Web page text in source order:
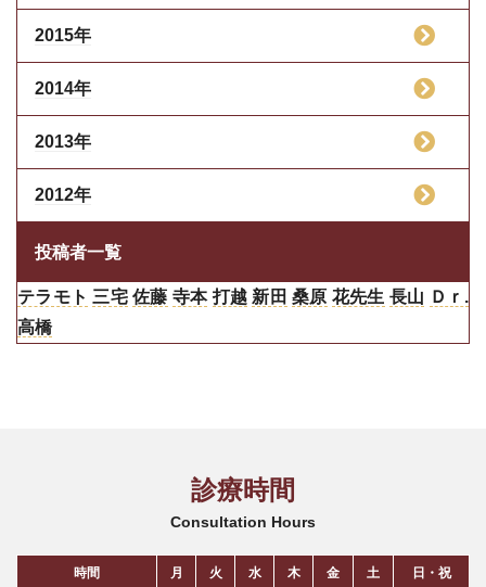
2015年
2014年
2013年
2012年
投稿者一覧
テラモト 三宅 佐藤 寺本 打越 新田 桑原 花先生 長山 Ｄｒ.
高橋
診療時間
Consultation Hours
時間 月 火 水 木 金 土 日・祝